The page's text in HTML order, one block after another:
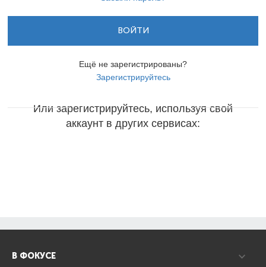
ВОЙТИ
Ещё не зарегистрированы?
Зарегистрируйтесь
Или зарегистрируйтесь, используя свой
аккаунт в других сервисах:
В ФОКУСЕ